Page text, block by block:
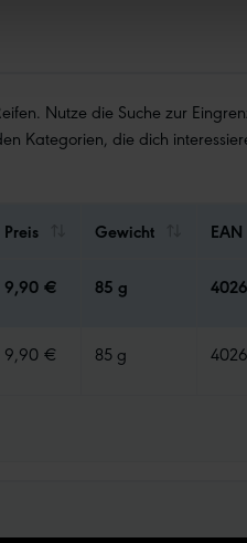
Nutze die Suche zur
Kategorien, die dich
Preis Gewicht EAN
9,90 € 85 g
9,90 € 85 g